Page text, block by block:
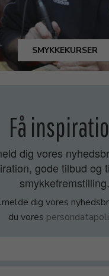
SMYKKEKURSER
Få
dig vores
gode tilbud og
smykkefremstilling.
dig vores
du vores